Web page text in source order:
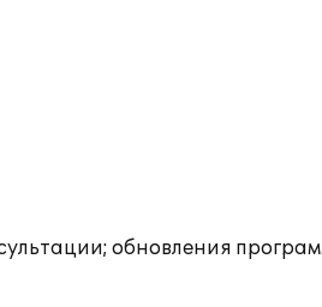
обновления